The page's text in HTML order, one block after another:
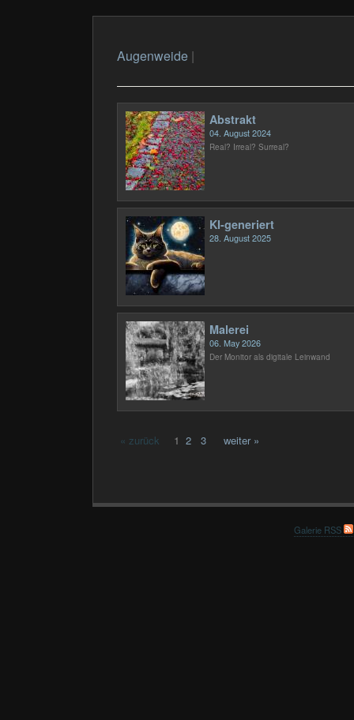
Augenweide|
Abstrakt
04. August 2024
Real? Irreal? Surreal?
KI-generiert
28. August 2025
Malerei
06. May 2026
Der Monitor als digitale Leinwand
« zurück 1 2 3 weiter »
Galerie RSS